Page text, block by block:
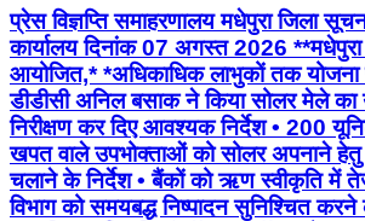
खपत वाले उपभोक्ताओं को सोलर अपनाने हेतु
चलाने के निर्देश • बैंकों को ऋण स्वीकृति में
विभाग को समयबद्ध निष्पादन सुनिश्चित करने
तकनीक, सब्सिडी एवं ऑन-द-स्पॉट आवेदन
उमड़ी लोगों की भारी भीड़ मधेपुरा, 07 अगस्त
सूर्य घर: मुफ्त बिजली योजना के प्रभावी
को स्वच्छ, सस्ती और सतत ऊर्जा से जोड़ने के
आपूर्ति प्रमंडल, मधेपुरा एवं उदाकिशुनगंज के